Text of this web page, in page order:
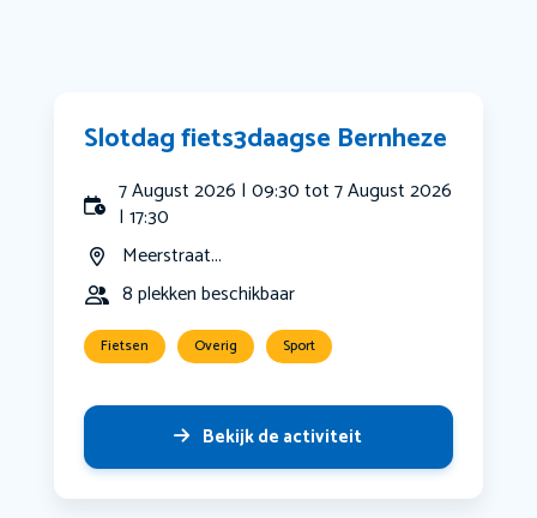
Slotdag fiets3daagse Bernheze
7 August 2026 | 09:30 tot 7 August 2026
| 17:30
Meerstraat...
8 plekken beschikbaar
Fietsen Overig Sport
Bekijk de activiteit